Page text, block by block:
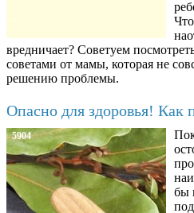
вредничает? Советуем
советами от мамы, которая не
решению проблемы.
Опасно для здоровья! Как
5904
бы